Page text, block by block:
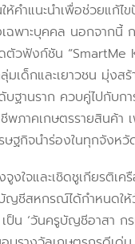
คำแนะนำเพื่อช่วยแก้ไ
เฉพาะบุคคล นอกจาก
วฟังก์ชัน “SmartMe
เด็กและเยาวชน มุ่งส
บฐานราก ควบคู่ไปกับก
ภาคเกษตรรายสินค้า
ษฐกิจนำร่องในทุกจังหวั
จูงใจและเชิดชูเกียรติเ
ญชีสหกรณ์ได้กำหนดใ
ป็น ‘วันครูบัญชีอาสา